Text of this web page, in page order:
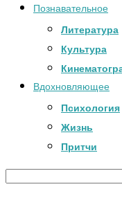
Познавательное
Литература
Культура
Вдохновляющее
Психология
Жизнь
Притчи